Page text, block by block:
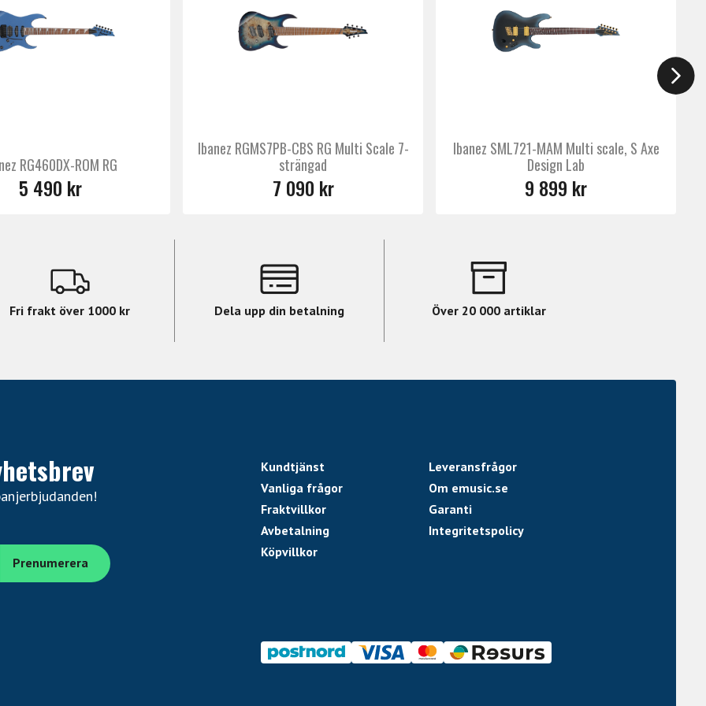
Hyperion single coils och humbucker kombineras med dyna-MIX9-systemet, vilket ger ett brett
snabba växlingar mellan olika pickup-lägen och erbjuder allt från klara single coil-ljud till
med balans eller tydlighet.
stolpe
RG460DX-ROM RG
5 490 kr
Ibanez RGMS7PB-CBS RG Multi Scale 7-
strängad
7 090 kr
Ibanez SML721-MAM Multi scale, S Axe
Design Lab
9 899 kr
Fri frakt över 1000 kr Dela upp din betalning Över 20 000 artiklar
Kundtjänst
Leveransfrågor
Vanliga frågor
Om emusic.se
Fraktvillkor
Garanti
Avbetalning
Integritetspolicy
Köpvillkor